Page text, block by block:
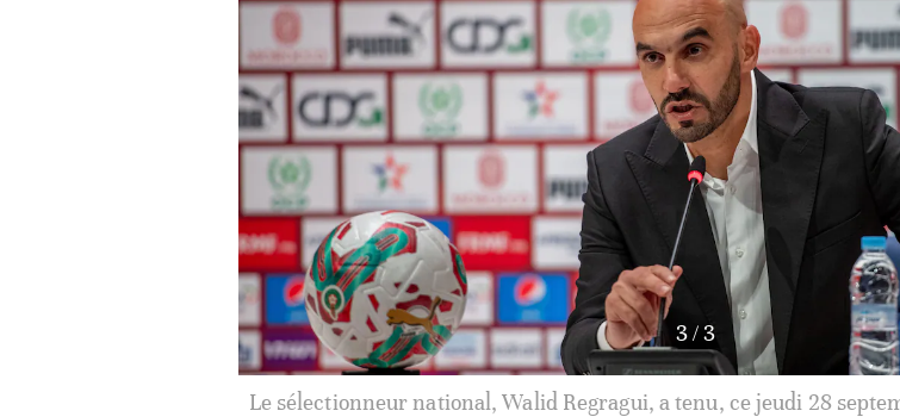
1/3
Le sélectionneur national, Walid Regragui, a tenu, ce jeudi 28